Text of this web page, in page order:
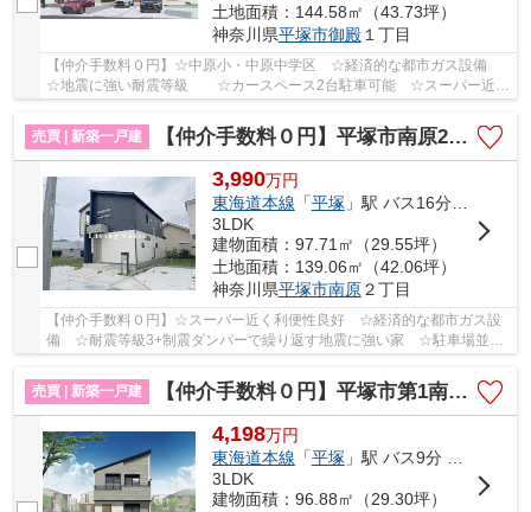
土地面積：144.58㎡（43.73坪）
神奈川県平塚市御殿１丁目
【仲介手数料０円】☆中原小・中原中学区 ☆経済的な都市ガス設備
☆地震に強い耐震等級 ☆カースペース2台駐車可能 ☆スーパー近く
利便性良好 ☆各居室収納スペース完備♪ 【平塚市の...
売買 | 新築一戸建
【仲介手数料０円】平塚市南原2丁目 新築一戸建て 全6棟
3,990万円
東海道本線 「平塚 」駅 バス16分 「南原（平塚市）」 停歩4分
3LDK
建物面積：97.71㎡（29.55坪）
土地面積：139.06㎡（42.06坪）
神奈川県平塚市南原２丁目
【仲介手数料０円】☆スーパー近く利便性良好 ☆経済的な都市ガス設
備 ☆耐震等級3+制震ダンパーで繰り返す地震に強い家 ☆駐車場並列
2台可能 ☆南原小・中原中学区 ☆全6区画の新規開...
売買 | 新築一戸建
【仲介手数料０円】平塚市第1南原 新築一戸建て
4,198万円
東海道本線 「平塚 」駅 バス9分 「南原（平塚市）」 停歩4分
3LDK
建物面積：96.88㎡（29.30坪）